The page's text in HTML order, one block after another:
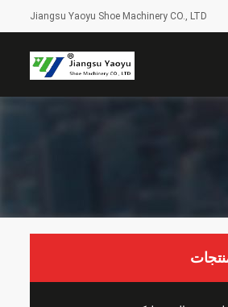
Jiangsu Yaoyu Shoe Machinery CO., LTD